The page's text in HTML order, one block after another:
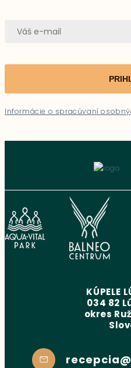
Informácie o spracúvaní
KÚPELE
034 82
okres